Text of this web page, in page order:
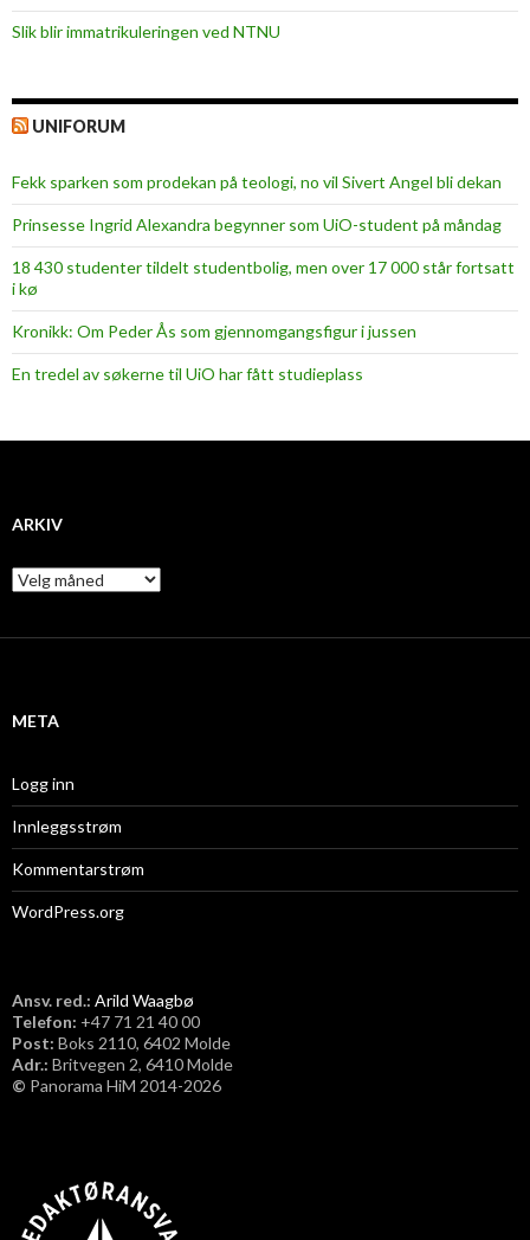
Slik blir immatrikuleringen ved NTNU
UNIFORUM
Fekk sparken som prodekan på teologi, no vil Sivert Angel bli dekan
Prinsesse Ingrid Alexandra begynner som UiO-student på måndag
18 430 studenter tildelt studentbolig, men over 17 000 står fortsatt
i kø
Kronikk: Om Peder Ås som gjennomgangsfigur i jussen
En tredel av søkerne til UiO har fått studieplass
ARKIV
A
r
i
META
Logg inn
Innleggsstrøm
Kommentarstrøm
WordPress.org
Ansv. red.: Arild Waagbø
Telefon: ​+47 71 21 40 00
Post: Boks 2110, 6402 Molde
Adr.: Britvegen 2, 6410 Molde
© Panorama HiM 2014-2026